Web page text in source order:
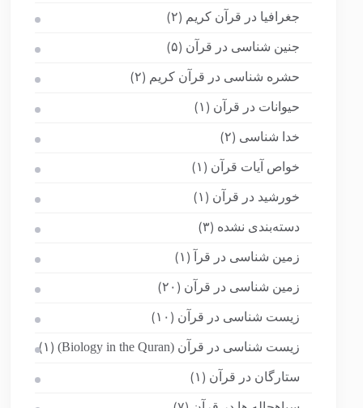
جغرافیا در قرآن کریم (۲)
جنین شناسی در قرآن (۵)
حشره شناسی در قرآن کریم (۲)
حیوانات در قرآن (۱)
خدا شناسی (۲)
خواص آیات قرآن (۱)
خورشید در قرآن (۱)
دسته‌بندی نشده (۳)
زمین شناسی در قرآ (۱)
زمین شناسی در قرآن (۲۰)
زیست شناسی در قرآن (۱۰)
زیست شناسی در قرآن (Biology in the Quran) (۱)
ستارگان در قرآن (۱)